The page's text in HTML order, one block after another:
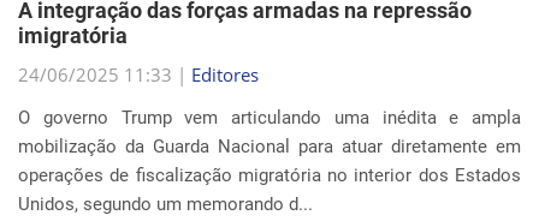
Continue Lendo...
CULTURA E SOCIEDADE